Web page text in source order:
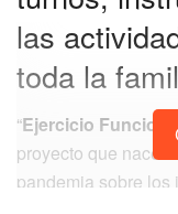
las
toda la
“Ejercicio
proyecto que nace
pandemia sobre los